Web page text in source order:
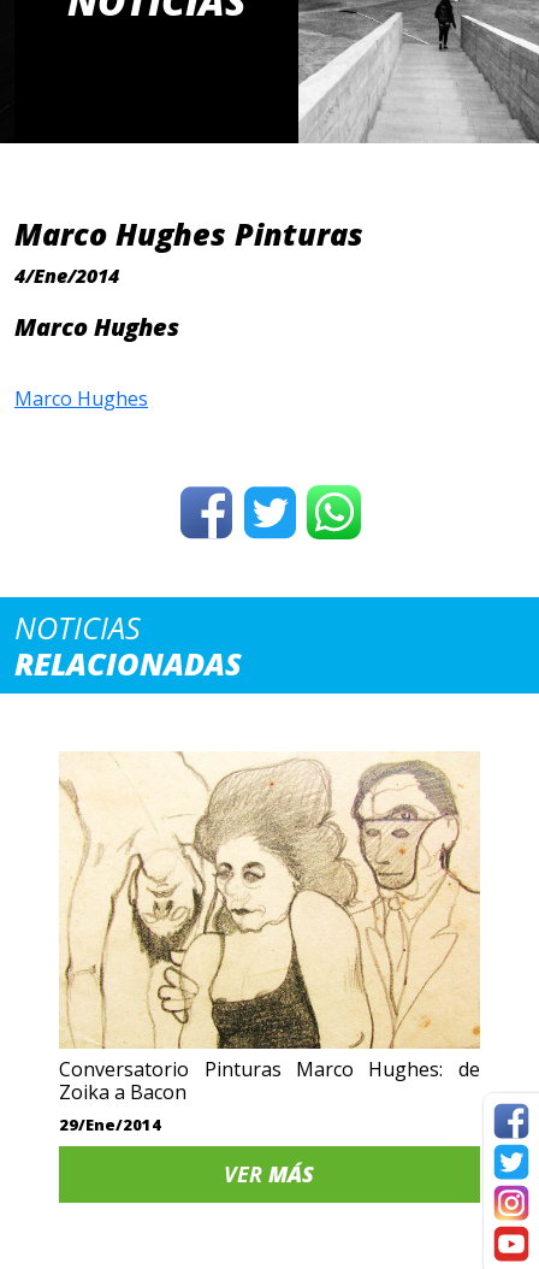
Marco Hughes Pinturas
4/Ene/2014
Marco Hughes
Marco Hughes
NOTICIAS
RELACIONADAS
Conversatorio Pinturas Marco Hughes: de
Zoika a Bacon
29/Ene/2014
VERMÁS